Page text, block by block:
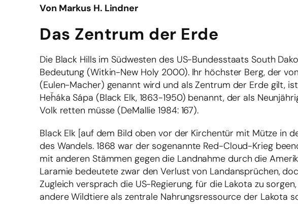
Von Markus H. Lindner
Das Zentrum der Erde
Die Black Hills im Südwesten des US-Bundesstaats South
Bedeutung (Witkin-New Holy 2000). Ihr höchster Berg, der
(Eulen-Macher) genannt wird und als Zentrum der Erde gilt,
Heȟáka Sápa (Black Elk, 1863-1950) benannt, der als
Volk retten müsse (DeMallie 1984: 167).
Black Elk [auf dem Bild oben vor der Kirchentür mit Mütze in
des Wandels. 1868 war der sogenannte Red-Cloud-Krieg
mit anderen Stämmen gegen die Landnahme durch die
Laramie bedeutete zwar den Verlust von Landansprüchen,
Zugleich versprach die US-Regierung, für die Lakota zu
andere Wildtiere als zentrale Nahrungsressource der Lakota